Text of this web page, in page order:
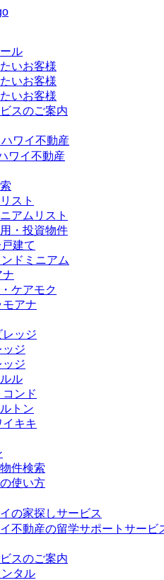
ル
いお客様
いお客様
いお客様
スのご案内
ワイ不動産
ワイ不動産
スト
アムリスト
・投資物件
建て
ドミニアム
ナ
ケアモク
アナ
レッジ
ッジ
ッジ
ル
ンド
トン
イキキ
件検索
使い方
の家探しサービス
不動産の留学サポートサービ
スのご案内
タル